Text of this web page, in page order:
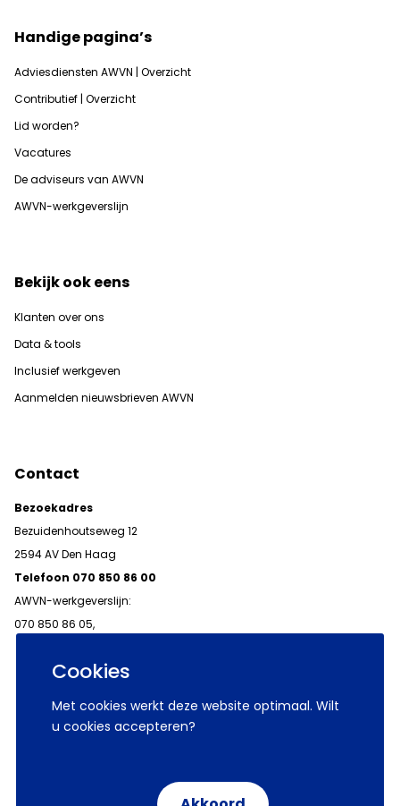
Cookies
Met cookies werkt deze website optimaal. Wilt
u cookies accepteren?
Handige pagina’s
Adviesdiensten AWVN | Overzicht
Contributief | Overzicht
Lid worden?
Vacatures
De adviseurs van AWVN
AWVN-werkgeverslijn
Bekijk ook eens
Klanten over ons
Data & tools
Inclusief werkgeven
Aanmelden nieuwsbrieven AWVN
Contact
Bezoekadres
Bezuidenhoutseweg 12
2594 AV Den Haag
Telefoon 070 850 86 00
AWVN-werkgeverslijn:
070 850 86 05,
© 2026 AWVN